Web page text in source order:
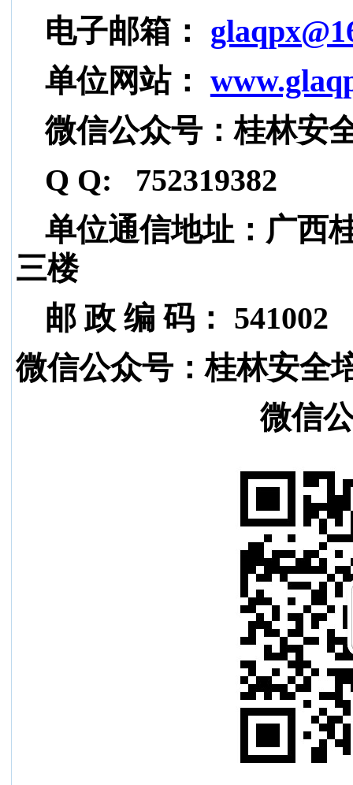
电子邮箱：
单位网站：
微信公众号：桂林安
Q Q: 752319382
单位通信地址：广西
三楼
邮 政 编 码： 541002
微信公众号：桂林安全
微信